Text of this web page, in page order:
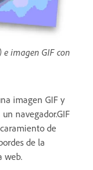
e imagen GIF con
imagen GIF y
navegador.GIF
de
de la
web.